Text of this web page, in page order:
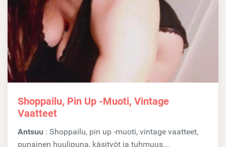
Shoppailu, Pin Up -muoti, Vintage
Vaatteet
Antsuu : Shoppailu, pin up -muoti, vintage vaatteet,
punainen huulipuna, käsityöt ja tuhmuus...